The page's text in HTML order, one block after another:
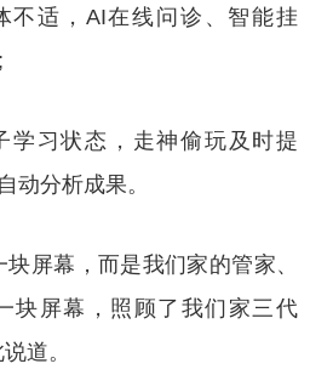
不适，AI在线问诊、智能挂
学习状态，走神偷玩及时提
动分析成果。
屏幕，而是我们家的管家、
块屏幕，照顾了我们家三代
道。